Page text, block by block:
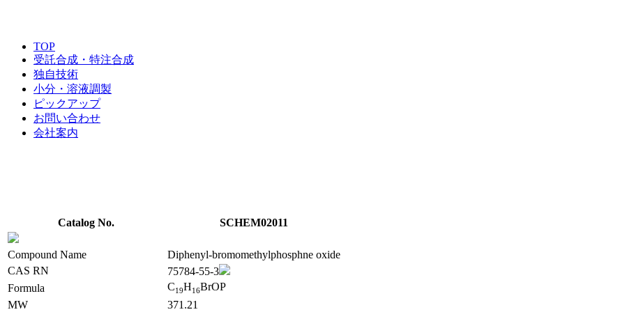
TOP
受託合成・特注合成
独自技術
小分・溶液調製
ピックアップ
お問い合わせ
会社案内
Catalog No. SCHEM02011
Compound Name
Diphenyl-bromomethylphosphne oxide
CAS RN
75784-55-3
Formula
C19H16BrOP
MW
371.21